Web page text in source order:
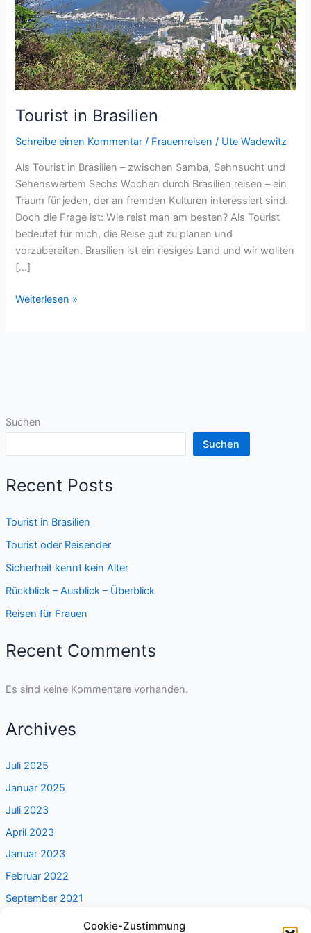
Cookie-Zustimmung
Suchen
Suchen
Recent Posts
Tourist in Brasilien
Tourist oder Reisender
Sicherheit kennt kein Alter
Rückblick – Ausblick – Überblick
Reisen für Frauen
Recent Comments
Es sind keine Kommentare vorhanden.
Archives
Juli 2025
Januar 2025
Juli 2023
April 2023
Januar 2023
Februar 2022
September 2021
Tourist in Brasilien
Schreibe einen Kommentar / Frauenreisen / Ute Wadewitz
Als Tourist in Brasilien – zwischen Samba, Sehnsucht und
Sehenswertem Sechs Wochen durch Brasilien reisen – ein
Traum für jeden, der an fremden Kulturen interessiert sind.
Doch die Frage ist: Wie reist man am besten? Als Tourist
bedeutet für mich, die Reise gut zu planen und
vorzubereiten. Brasilien ist ein riesiges Land und wir wollten
[…]
Tourist
Weiterlesen »